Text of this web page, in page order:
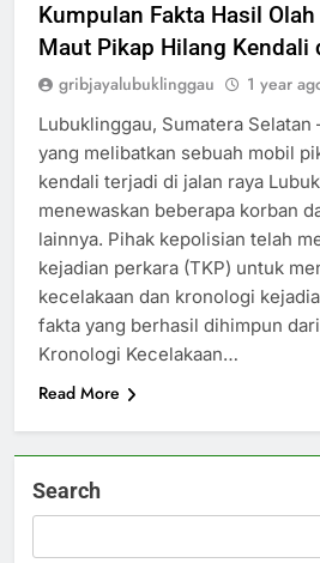
Kumpulan Fakta Hasil
Maut Pikap Hilang Kendali
gribjayalubuklinggau 1 year
Lubuklinggau, Sumatera Selatan
yang melibatkan sebuah mobil
kendali terjadi di jalan raya
menewaskan beberapa korban
lainnya. Pihak kepolisian telah
kejadian perkara (TKP) untuk
kecelakaan dan kronologi
fakta yang berhasil dihimpun
Kronologi Kecelakaan…
Read More
Search